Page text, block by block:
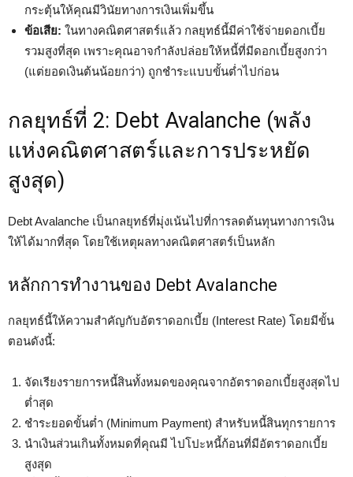
กระตุ้นให้คุณมีวินัยทางการเงินเพิ่มขึ้น
ข้อเสีย: ในทางคณิตศาสตร์แล้ว กลยุทธ์นี้มีค่าใช้จ่ายดอกเบี้ย
รวมสูงที่สุด เพราะคุณอาจกำลังปล่อยให้หนี้ที่มีดอกเบี้ยสูงกว่า
(แต่ยอดเงินต้นน้อยกว่า) ถูกชำระแบบขั้นต่ำไปก่อน
กลยุทธ์ที่ 2: Debt Avalanche (พลัง
แห่งคณิตศาสตร์และการประหยัด
สูงสุด)
Debt Avalanche เป็นกลยุทธ์ที่มุ่งเน้นไปที่การลดต้นทุนทางการเงิน
ให้ได้มากที่สุด โดยใช้เหตุผลทางคณิตศาสตร์เป็นหลัก
หลักการทำงานของ Debt Avalanche
กลยุทธ์นี้ให้ความสำคัญกับอัตราดอกเบี้ย (Interest Rate) โดยมีขั้น
ตอนดังนี้:
จัดเรียงรายการหนี้สินทั้งหมดของคุณจากอัตราดอกเบี้ยสูงสุดไป
ต่ำสุด
ชำระยอดขั้นต่ำ (Minimum Payment) สำหรับหนี้สินทุกรายการ
นำเงินส่วนเกินทั้งหมดที่คุณมี ไปโปะหนี้ก้อนที่มีอัตราดอกเบี้ย
สูงสุด